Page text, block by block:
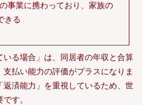
事業に携わっており、家族の
きる
いる場合」は、同居者の年収と合算
支払い能力の評価がプラスになりま
返済能力」を重視しているため、世
す。